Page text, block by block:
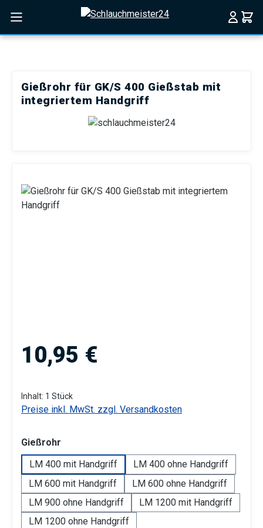
Zum Hauptinhalt springen
Gießrohr für GK/S 400 Gießstab mit
integriertem Handgriff
Regulärer Preis:
10,95 €
Inhalt: 1 Stück
Preise inkl. MwSt. zzgl. Versandkosten
Gießrohr
LM 400 mit Handgriff
LM 400 ohne Handgriff
LM 600 mit Handgriff
LM 600 ohne Handgriff
LM 900 ohne Handgriff
LM 1200 mit Handgriff
LM 1200 ohne Handgriff